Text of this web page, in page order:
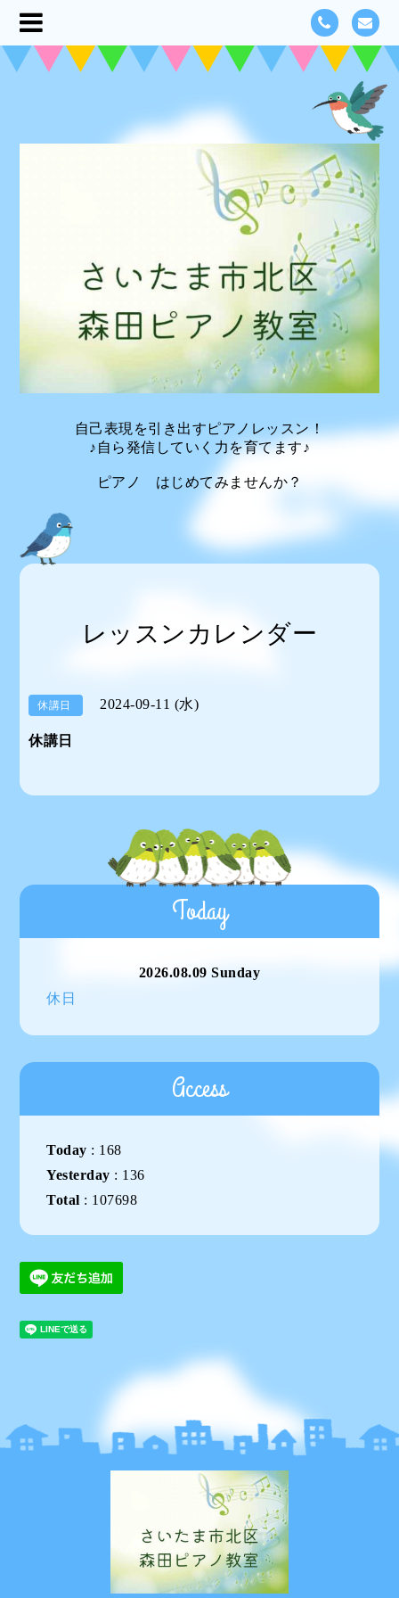
自己表現を引き出すピアノレッスン！
♪自ら発信していく力を育てます♪
ピアノ はじめてみませんか？
レッスンカレンダー
休講日 2024-09-11 (水)
休講日
Today
2026.08.09 Sunday
休日
Access
Today : 168
Yesterday : 136
Total : 107698